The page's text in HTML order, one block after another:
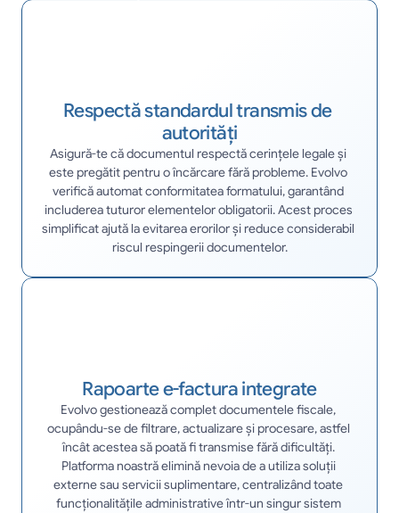
Respectă standardul transmis de
autorități
Asigură-te că documentul respectă cerințele legale și
este pregătit pentru o încărcare fără probleme. Evolvo
verifică automat conformitatea formatului, garantând
includerea tuturor elementelor obligatorii. Acest proces
simplificat ajută la evitarea erorilor și reduce considerabil
riscul respingerii documentelor.
Rapoarte e-factura integrate
Evolvo gestionează complet documentele fiscale,
ocupându-se de filtrare, actualizare și procesare, astfel
încât acestea să poată fi transmise fără dificultăți.
Platforma noastră elimină nevoia de a utiliza soluții
externe sau servicii suplimentare, centralizând toate
funcționalitățile administrative într-un singur sistem